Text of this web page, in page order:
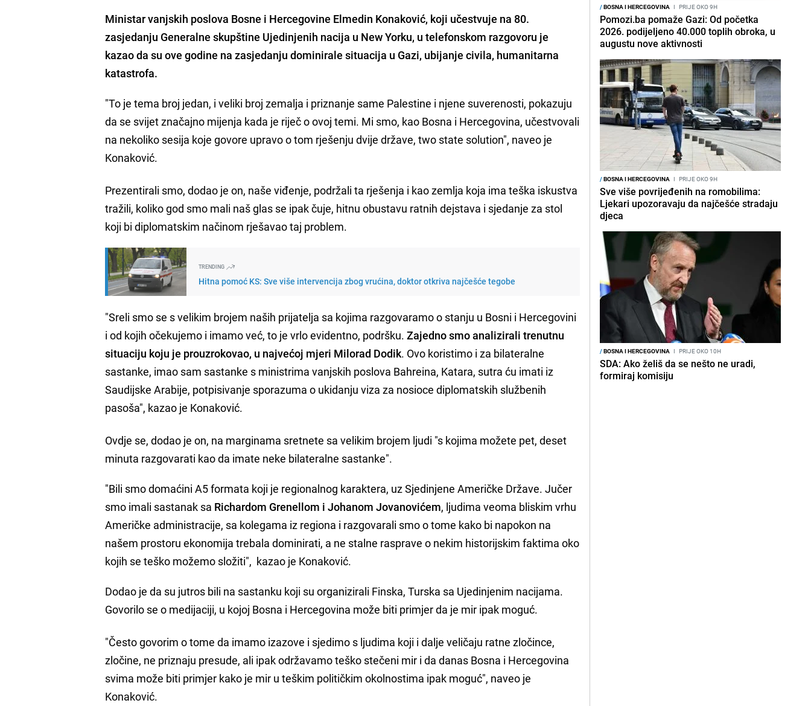
Ministar vanjskih poslova Bosne i Hercegovine Elmedin Konaković, koji učestvuje na 80.
zasjedanju Generalne skupštine Ujedinjenih nacija u New Yorku, u telefonskom razgovoru je
kazao da su ove godine na zasjedanju dominirale situacija u Gazi, ubijanje civila, humanitarna
katastrofa.
"To je tema broj jedan, i veliki broj zemalja i priznanje same Palestine i njene suverenosti, pokazuju
da se svijet značajno mijenja kada je riječ o ovoj temi. Mi smo, kao Bosna i Hercegovina, učestvovali
na nekoliko sesija koje govore upravo o tom rješenju dvije države, two state solution", naveo je
Konaković.
Prezentirali smo, dodao je on, naše viđenje, podržali ta rješenja i kao zemlja koja ima teška iskustva
tražili, koliko god smo mali naš glas se ipak čuje, hitnu obustavu ratnih dejstava i sjedanje za stol
koji bi diplomatskim načinom rješavao taj problem.
TRENDING
Hitna pomoć KS: Sve više intervencija zbog vrućina, doktor otkriva najčešće tegobe
"Sreli smo se s velikim brojem naših prijatelja sa kojima razgovaramo o stanju u Bosni i Hercegovini
i od kojih očekujemo i imamo već, to je vrlo evidentno, podršku.Zajedno smo analizirali trenutnu
situaciju koju je prouzrokovao, u najvećoj mjeri Milorad Dodik. Ovo koristimo i za bilateralne
sastanke, imao sam sastanke s ministrima vanjskih poslova Bahreina, Katara, sutra ću imati iz
Saudijske Arabije, potpisivanje sporazuma o ukidanju viza za nosioce diplomatskih službenih
pasoša", kazao je Konaković.
Ovdje se, dodao je on, na marginama sretnete sa velikim brojem ljudi "s kojima možete pet, deset
minuta razgovarati kao da imate neke bilateralne sastanke".
"Bili smo domaćini A5 formata koji je regionalnog karaktera, uz Sjedinjene Američke Države. Jučer
smo imali sastanak sa Richardom Grenellom i Johanom Jovanovićem, ljudima veoma bliskim vrhu
Američke administracije, sa kolegama iz regiona i razgovarali smo o tome kako bi napokon na
našem prostoru ekonomija trebala dominirati, a ne stalne rasprave o nekim historijskim faktima oko
kojih se teško možemo složiti", kazao je Konaković.
Dodao je da su jutros bili na sastanku koji su organizirali Finska, Turska sa Ujedinjenim nacijama.
Govorilo se o medijaciji, u kojoj Bosna i Hercegovina može biti primjer da je mir ipak moguć.
"Često govorim o tome da imamo izazove i sjedimo s ljudima koji i dalje veličaju ratne zločince,
zločine, ne priznaju presude, ali ipak održavamo teško stečeni mir i da danas Bosna i Hercegovina
svima može biti primjer kako je mir u teškim političkim okolnostima ipak moguć", naveo je
Konaković.
/BOSNA I HERCEGOVINA I PRIJE OKO 9H
Pomozi.ba pomaže Gazi: Od početka
2026. podijeljeno 40.000 toplih obroka, u
augustu nove aktivnosti
/BOSNA I HERCEGOVINA I PRIJE OKO 9H
Sve više povrijeđenih na romobilima:
Ljekari upozoravaju da najčešće stradaju
djeca
/BOSNA I HERCEGOVINA I PRIJE OKO 10H
SDA: Ako želiš da se nešto ne uradi,
formiraj komisiju